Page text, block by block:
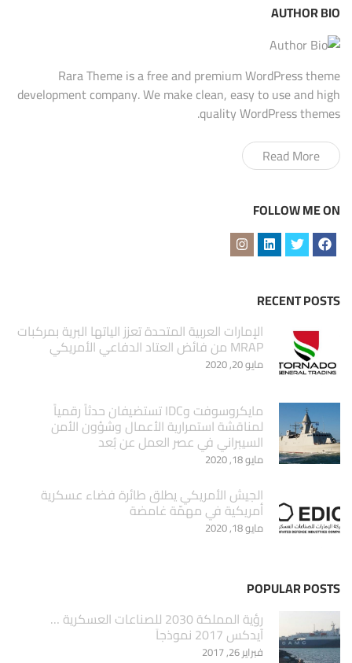
AUTHOR BIO
Rara Theme is a free and premium WordPress theme
development company. We make clean, easy to use and high
quality WordPress themes.
Read More
FOLLOW ME ON
RECENT POSTS
الإمارات العربية المتحدة تعزز الياتها البرية بمركبات
MRAP من فائض العتاد الدفاعي الأمريكي
مايو 20, 2020
مايكروسوفت وIDC تستضيفان حدثاً رقمياً
لمناقشة استمرارية الأعمال وشؤون الأمن
السيبراني في عصر العمل عن بُعد
مايو 18, 2020
الجيش الأمريكي يطلق طائرة فضاء عسكرية
أمريكية في مهمّة غامضة
مايو 18, 2020
POPULAR POSTS
‏رؤية المملكة 2030 للصناعات العسكرية …
آيدكس 2017 نموذجاَ
فبراير 26, 2017